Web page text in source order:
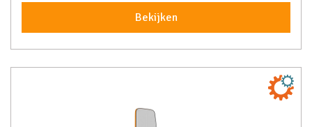
Bekijken